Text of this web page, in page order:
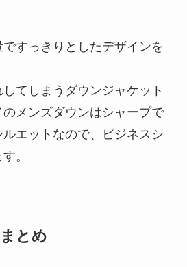
すっきりとしたデザインを
てしまうダウンジャケット
メンズダウンはシャープで
エットなので、ビジネスシ
。
とめ